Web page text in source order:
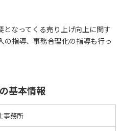
となってくる売り上げ向上に関す
の指導、事務合理化の指導も行っ
基本情報
事務所